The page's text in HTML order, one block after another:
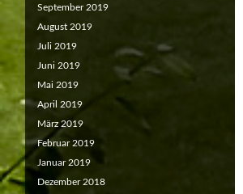
September 2019
August 2019
Juli 2019
Juni 2019
Mai 2019
April 2019
März 2019
Februar 2019
Januar 2019
Dezember 2018